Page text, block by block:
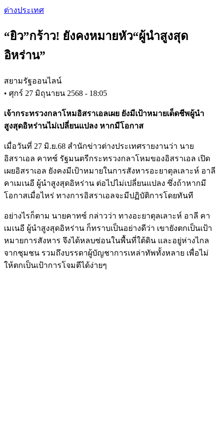
Skip
content
ต่างประเทศ
“ยิว”กร้าว! ยังคงหมายหัว“ผู้นำสูงสุด
อิหร่าน”
สยามรัฐออนไลน์
• ศุกร์ 27 มิถุนายน 2568 - 18:05
เจ้ากระทรวงกลาโหมอิสราเอลเผย ยังมีเป้าหมายเด็ดชีพผู้นำ
สูงสุดอิหร่านไม่เปลี่ยนแปลง หากมีโอกาส
เมื่อวันที่ 27 มิ.ย.68 สำนักข่าวต่างประเทศรายงานว่า นาย
อิสราเอล คาทซ์ รัฐมนตรีกระทรวงกลาโหมของอิสราเอล เปิด
เผยอิสราเอล ยังคงมีเป้าหมายในการสังหารอะยาตุลเลาะห์ อาลี
คาเมเนอี ผู้นำสูงสุดอิหร่าน ต่อไปไม่เปลี่ยนแปลง ซึ่งถ้าหากมี
โอกาสเมื่อไหร่ ทางการอิสราเอลจะมีปฏิบัติการโดยทันที
อย่างไรก็ตาม นายคาทซ์ กล่าวว่า ทางอะยาตุลเลาะห์ อาลี คา
เมเนอี ผู้นำสูงสุดอิหร่าน ก็ทราบเป็นอย่างดีว่า เขายังตกเป็นเป้า
หมายการสังหาร จึงได้หลบซ่อนในพื้นที่ใต้ดิน และอยู่ห่างไกล
จากชุมชน รวมถึงบรรดาผู้บัญชาการเหล่าทัพทั้งหลาย เพื่อไม่
ให้ตกเป็นเป้าการโจมตีได้ง่ายๆ